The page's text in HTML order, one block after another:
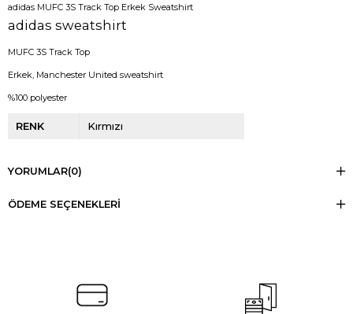
adidas MUFC 3S Track Top Erkek Sweatshirt
adidas sweatshirt
MUFC 3S Track Top
Erkek, Manchester United sweatshirt
%100 polyester
RENK Kırmızı
YORUMLAR(0)
ÖDEME SEÇENEKLERI